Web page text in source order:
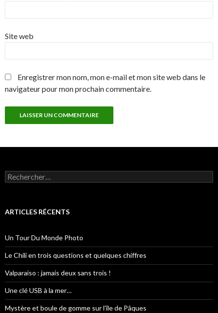
Site web
Enregistrer mon nom, mon e-mail et mon site web dans le
navigateur pour mon prochain commentaire.
R
e
e
h
e
r
:
ARTICLES RÉCENTS
Un Tour Du Monde Photo
Le Chili en trois questions et quelques chiffres
Valparaiso : jamais deux sans trois !
Une clé USB à la mer…
Mystère et boule de gomme sur l’île de Pâques